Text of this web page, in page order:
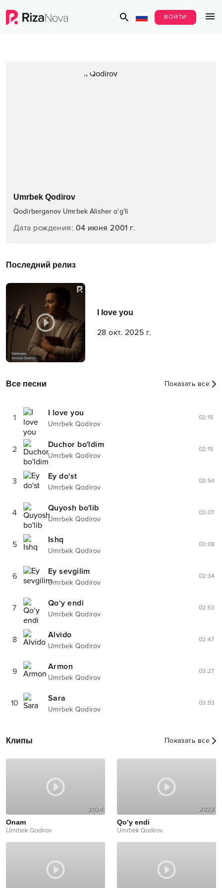
ВОЙТИ
Umrbek Qodirov
Qodirberganov Umrbek Alisher o'g'li
Дата рождения: 04 июня 2001 г.
Последний релиз
I love you
28 окт. 2025 г.
Все песни Показать все
1 I love you
Umrbek Qodirov
02:15
2 Duchor bo'ldim
Umrbek Qodirov
02:15
3 Ey do'st
Umrbek Qodirov
03:54
4 Quyosh bo'lib
Umrbek Qodirov
03:07
5 Ishq
Umrbek Qodirov
03:08
6 Ey sevgilim
Umrbek Qodirov
02:34
7 Qo‘y endi
Umrbek Qodirov
02:53
8 Alvido
Umrbek Qodirov
02:47
9 Armon
Umrbek Qodirov
03:27
10 Sara
Umrbek Qodirov
03:53
Клипы Показать все
2024
Onam
Umrbek Qodirov
2022
Qo‘y endi
Umrbek Qodirov